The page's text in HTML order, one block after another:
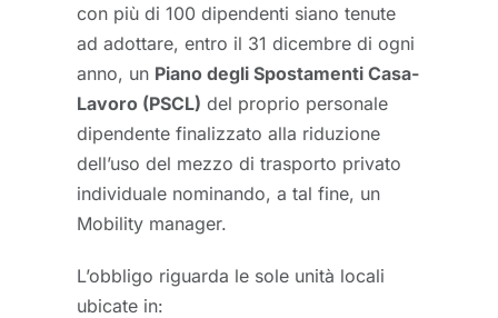
con più di 100 dipendenti siano tenute
ad adottare, entro il 31 dicembre di ogni
anno, un Piano degli Spostamenti Casa-
Lavoro (PSCL) del proprio personale
dipendente finalizzato alla riduzione
dell’uso del mezzo di trasporto privato
individuale nominando, a tal fine, un
Mobility manager.
L’obbligo riguarda le sole unità locali
ubicate in: